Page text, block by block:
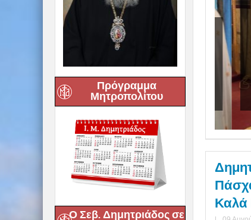
Πρόγραμμα
Μητροπολίτου
Ο Σεβ. Δημητριάδος σε
«Να φτάσουμε
στο Πάσχα του
– Αρχιερατική Θεία
στα Καλά Νερά
Καλά